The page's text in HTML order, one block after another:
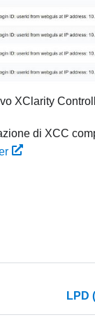
XClarity
di XCC
LPD